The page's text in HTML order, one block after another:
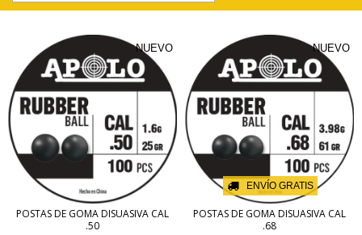
NUEVO
POSTAS DE GOMA DISUASIVA CAL
.50
ENVÍO GRATIS
NUEVO
POSTAS DE GOMA DISUASIVA CAL
.68